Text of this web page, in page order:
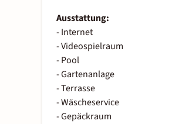
Ausstattung:
- Internet
- Videospielraum
- Pool
- Gartenanlage
- Terrasse
- Wäscheservice
- Gepäckraum